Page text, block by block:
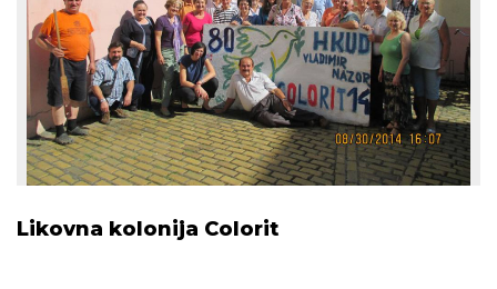
Likovna kolonija Colorit